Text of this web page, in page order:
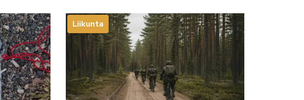
Liikunta